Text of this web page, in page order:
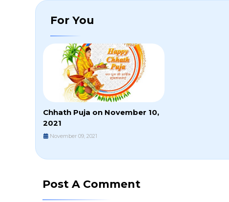
For You
Chhath Puja on November 10,
2021
November 09, 2021
Post A Comment